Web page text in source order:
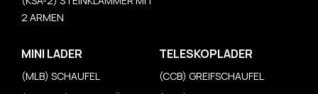
2 ARMEN
MINI LADER
(MLB) SCHAUFEL
TELESKOPLADER
(CCB) GREIFSCHAUFEL